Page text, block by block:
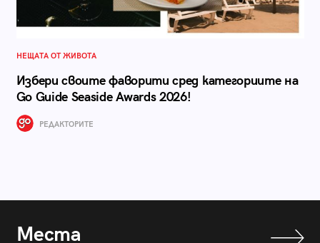
НЕЩАТА ОТ ЖИВОТА
Избери своите фаворити сред категориите на
Go Guide Seaside Awards 2026!
РЕДАКТОРИТЕ
Места